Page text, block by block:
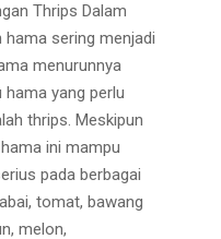
Thrips Dalam
hama sering menjadi
menurunnya
yang perlu
thrips. Meskipun
ini mampu
pada berbagai
tomat, bawang
melon,